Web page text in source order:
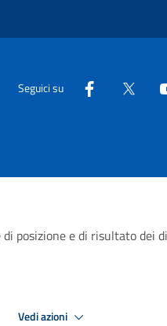
Seguici su
posizione e di risultato dei
Vedi azioni